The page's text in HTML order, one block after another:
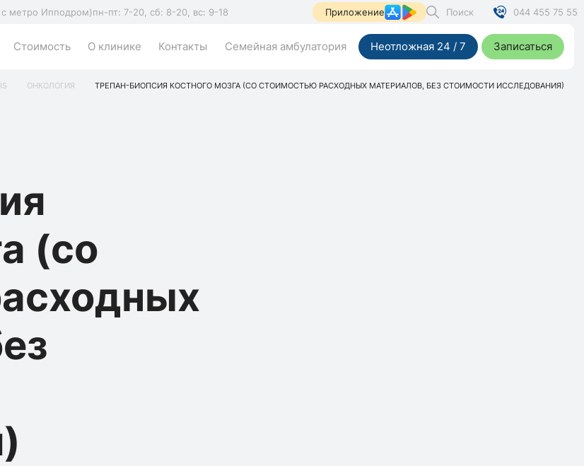
с метро Ипподром)пн-пт: 7-20, сб: 8-20, вс: 9-18 Приложение Поиск 044 455 75 55
Стоимость О клинике Контакты Семейная амбулатория Неотложная 24 / 7 Записаться
ОНКОЛОГИЯ ТРЕПАН-БИОПСИЯ КОСТНОГО МОЗГА (СО СТОИМОСТЬЮ РАСХОДНЫХ МАТЕРИАЛОВ, БЕЗ СТОИМОСТИ ИССЛЕДОВАНИЯ)
(со